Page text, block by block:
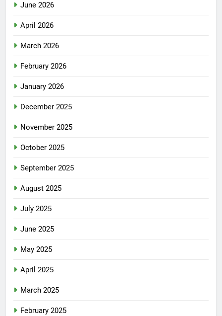
June 2026
April 2026
March 2026
February 2026
January 2026
December 2025
November 2025
October 2025
September 2025
August 2025
July 2025
June 2025
May 2025
April 2025
March 2025
February 2025